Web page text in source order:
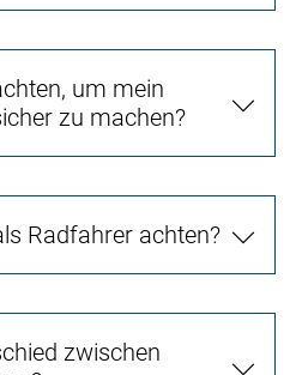
um mein
zu machen?
Radfahrer achten?
zwischen